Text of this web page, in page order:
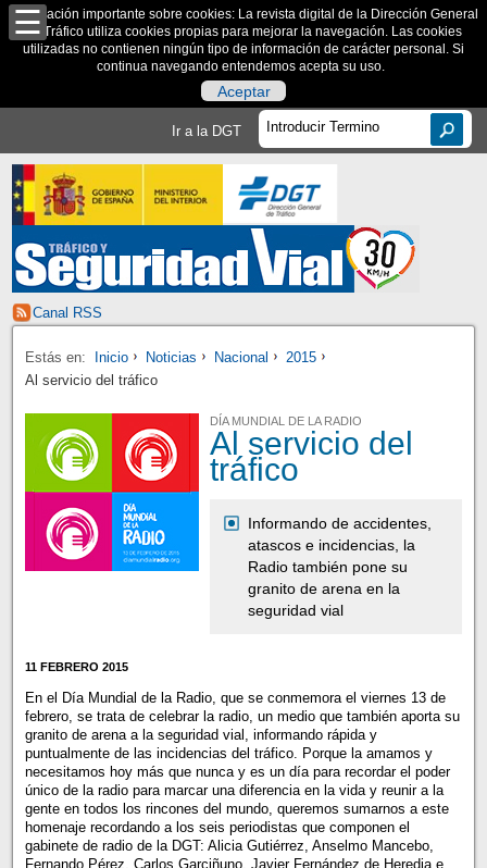
Información importante sobre cookies: La revista digital de la Dirección General
de Tráfico utiliza cookies propias para mejorar la navegación. Las cookies
utilizadas no contienen ningún tipo de información de carácter personal. Si
continua navegando entendemos acepta su uso.
Aceptar
Ir a la DGT
Canal RSS
Estás en: Inicio Noticias Nacional
2015
Al servicio del tráfico
DÍA MUNDIAL DE LA RADIO
Al servicio del
tráfico
Informando de accidentes,
atascos e incidencias, la
Radio también pone su
granito de arena en la
seguridad vial
11 FEBRERO 2015
En el Día Mundial de la Radio, que se conmemora el viernes 13 de
febrero, se trata de celebrar la radio, un medio que también aporta su
granito de arena a la seguridad vial, informando rápida y
puntualmente de las incidencias del tráfico. Porque la amamos y
necesitamos hoy más que nunca y es un día para recordar el poder
único de la radio para marcar una diferencia en la vida y reunir a la
gente en todos los rincones del mundo, queremos sumarnos a este
homenaje recordando a los seis periodistas que componen el
gabinete de radio de la DGT: Alicia Gutiérrez, Anselmo Mancebo,
Fernando Pérez, Carlos Garciñuno, Javier Fernández de Heredia e